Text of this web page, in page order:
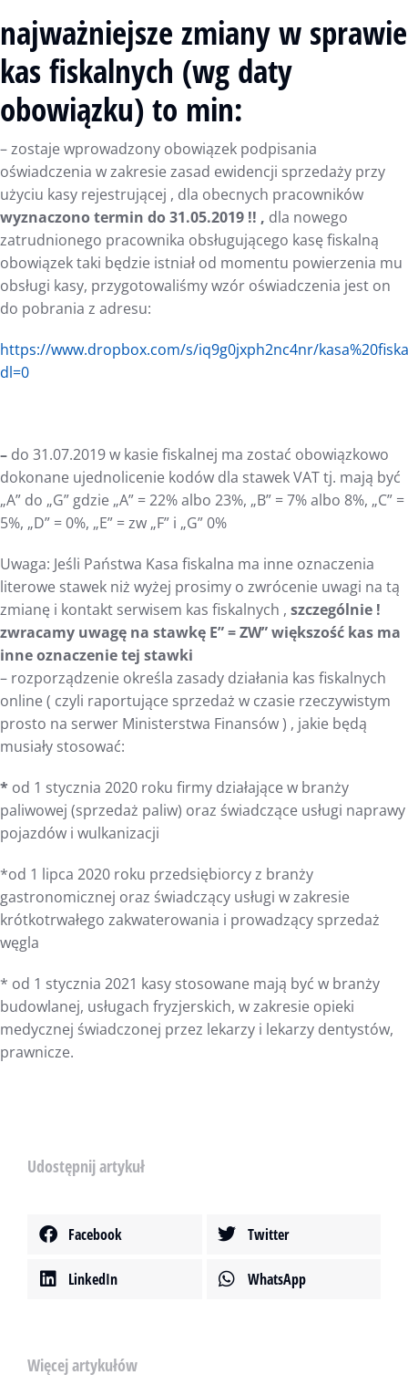
najważniejsze zmiany w sprawie
kas fiskalnych (wg daty
obowiązku) to min:
– zostaje wprowadzony obowiązek podpisania
oświadczenia w zakresie zasad ewidencji sprzedaży przy
użyciu kasy rejestrującej , dla obecnych pracowników
wyznaczono termin do 31.05.2019 !! , dla nowego
zatrudnionego pracownika obsługującego kasę fiskalną
obowiązek taki będzie istniał od momentu powierzenia mu
obsługi kasy, przygotowaliśmy wzór oświadczenia jest on
do pobrania z adresu:
https://www.dropbox.com/s/iq9g0jxph2nc4nr/
dl=0
– do 31.07.2019 w kasie fiskalnej ma zostać obowiązkowo
dokonane ujednolicenie kodów dla stawek VAT tj. mają być
„A” do „G” gdzie „A” = 22% albo 23%, „B” = 7% albo 8%, „C” =
5%, „D” = 0%, „E” = zw „F” i „G” 0%
Uwaga: Jeśli Państwa Kasa fiskalna ma inne oznaczenia
literowe stawek niż wyżej prosimy o zwrócenie uwagi na tą
zmianę i kontakt serwisem kas fiskalnych , szczególnie !
zwracamy uwagę na stawkę E” = ZW” większość kas ma
inne oznaczenie tej stawki
– rozporządzenie określa zasady działania kas fiskalnych
online ( czyli raportujące sprzedaż w czasie rzeczywistym
prosto na serwer Ministerstwa Finansów ) , jakie będą
musiały stosować:
* od 1 stycznia 2020 roku firmy działające w branży
paliwowej (sprzedaż paliw) oraz świadczące usługi naprawy
pojazdów i wulkanizacji
*od 1 lipca 2020 roku przedsiębiorcy z branży
gastronomicznej oraz świadczący usługi w zakresie
krótkotrwałego zakwaterowania i prowadzący sprzedaż
węgla
* od 1 stycznia 2021 kasy stosowane mają być w branży
budowlanej, usługach fryzjerskich, w zakresie opieki
medycznej świadczonej przez lekarzy i lekarzy dentystów,
prawnicze.
Udostępnij artykuł
Facebook Twitter
LinkedIn WhatsApp
Więcej artykułów